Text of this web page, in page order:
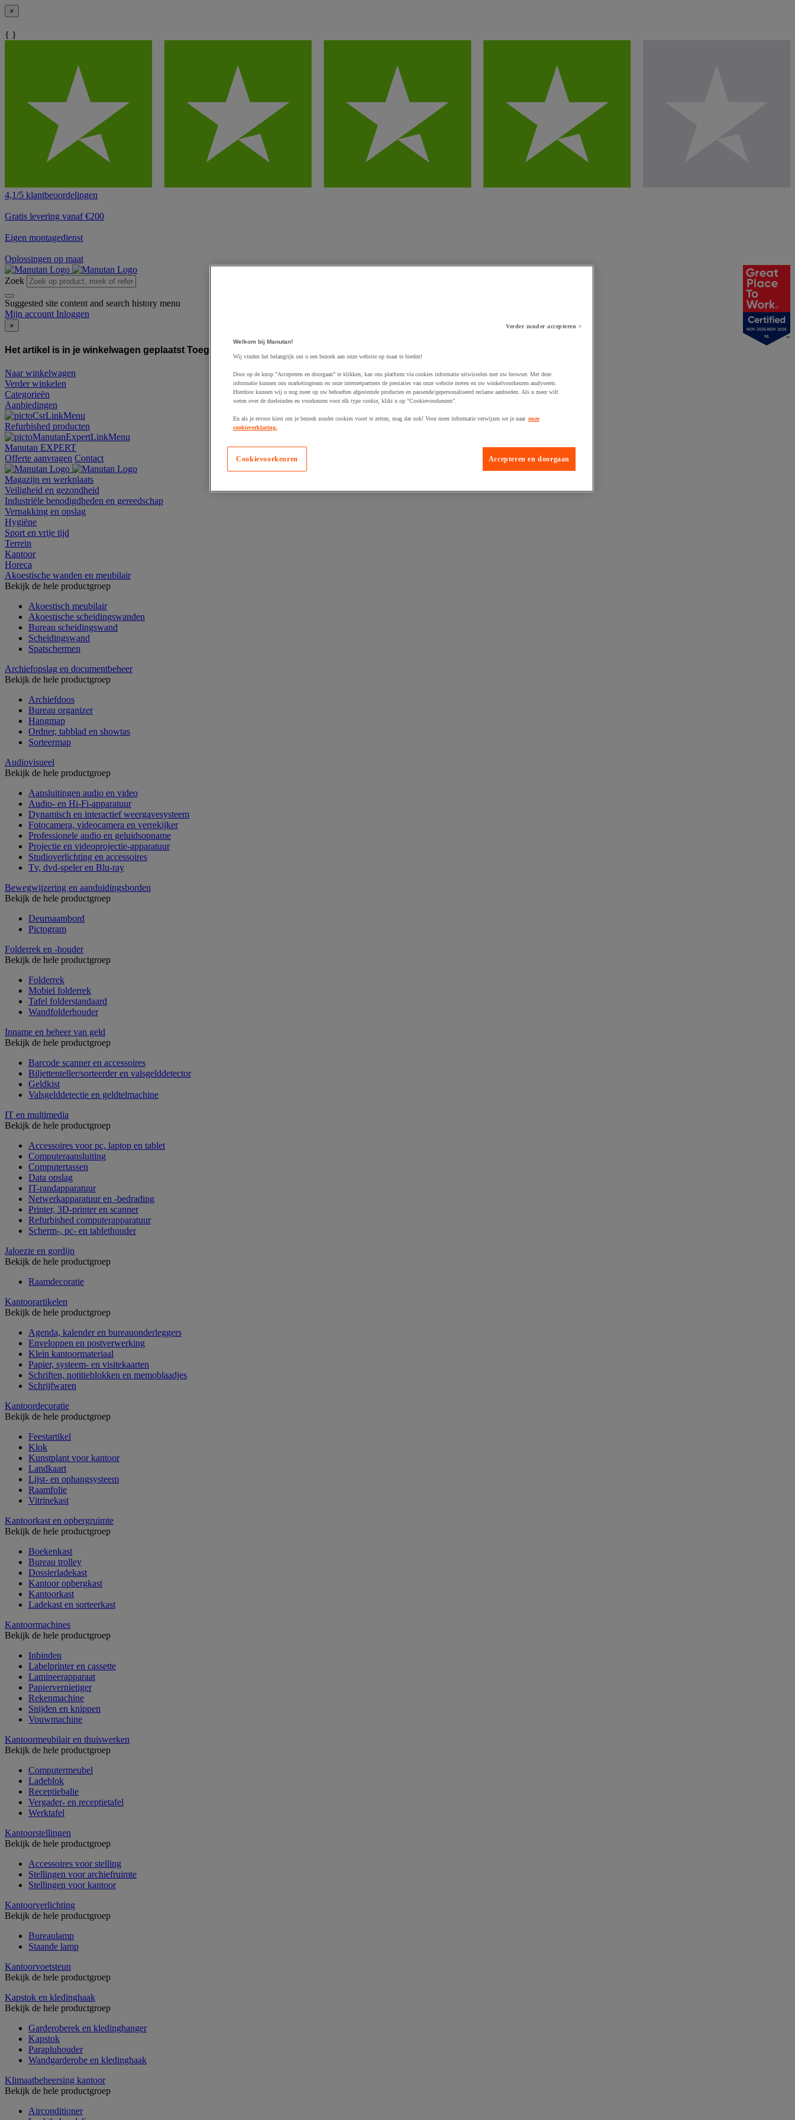
×
{ }
4,1/5 klantbeoordelingen
Gratis levering vanaf €200
Eigen montagedienst
Oplossingen op maat
Zoek
Suggested site content and search history menu
Mijn account Inloggen
×
Het artikel is in je winkelwagen geplaatst Toegevoegd aan winkelwagen
Naar winkelwagen
Verder winkelen
Categorieën
Aanbiedingen
Refurbished producten
Manutan EXPERT
Offerte aanvragen Contact
Magazijn en werkplaats
Veiligheid en gezondheid
Industriële benodigdheden en gereedschap
Verpakking en opslag
Hygiëne
Sport en vrije tijd
Terrein
Kantoor
Horeca
Akoestische wanden en meubilair
Bekijk de hele productgroep
Akoestisch meubilair
Akoestische scheidingswanden
Bureau scheidingswand
Scheidingswand
Spatschermen
Archiefopslag en documentbeheer
Bekijk de hele productgroep
Archiefdoos
Bureau organizer
Hangmap
Ordner, tabblad en showtas
Sorteermap
Audiovisueel
Bekijk de hele productgroep
Aansluitingen audio en video
Audio- en Hi-Fi-apparatuur
Dynamisch en interactief weergavesysteem
Fotocamera, videocamera en verrekijker
Professionele audio en geluidsopname
Projectie en videoprojectie-apparatuur
Studioverlichting en accessoires
Tv, dvd-speler en Blu-ray
Bewegwijzering en aanduidingsborden
Bekijk de hele productgroep
Deurnaambord
Pictogram
Folderrek en -houder
Bekijk de hele productgroep
Folderrek
Mobiel folderrek
Tafel folderstandaard
Wandfolderhouder
Inname en beheer van geld
Bekijk de hele productgroep
Barcode scanner en accessoires
Biljettenteller/sorteerder en valsgelddetector
Geldkist
Valsgelddetectie en geldtelmachine
IT en multimedia
Bekijk de hele productgroep
Accessoires voor pc, laptop en tablet
Computeraansluiting
Computertassen
Data opslag
IT-randapparatuur
Netwerkapparatuur en -bedrading
Printer, 3D-printer en scanner
Refurbished computerapparatuur
Scherm-, pc- en tablethouder
Jaloezie en gordijn
Bekijk de hele productgroep
Raamdecoratie
Kantoorartikelen
Bekijk de hele productgroep
Agenda, kalender en bureauonderleggers
Enveloppen en postverwerking
Klein kantoormateriaal
Papier, systeem- en visitekaarten
Schriften, notitieblokken en memoblaadjes
Schrijfwaren
Kantoordecoratie
Bekijk de hele productgroep
Feestartikel
Klok
Kunstplant voor kantoor
Landkaart
Lijst- en ophangsysteem
Raamfolie
Vitrinekast
Kantoorkast en opbergruimte
Bekijk de hele productgroep
Boekenkast
Bureau trolley
Dossierladekast
Kantoor opbergkast
Kantoorkast
Ladekast en sorteerkast
Kantoormachines
Bekijk de hele productgroep
Inbinden
Labelprinter en cassette
Lamineerapparaat
Papiervernietiger
Rekenmachine
Snijden en knippen
Vouwmachine
Kantoormeubilair en thuiswerken
Bekijk de hele productgroep
Computermeubel
Ladeblok
Receptiebalie
Vergader- en receptietafel
Werktafel
Kantoorstellingen
Bekijk de hele productgroep
Accessoires voor stelling
Stellingen voor archiefruimte
Stellingen voor kantoor
Kantoorverlichting
Bekijk de hele productgroep
Bureaulamp
Staande lamp
Kantoorvoetsteun
Bekijk de hele productgroep
Kapstok en kledinghaak
Bekijk de hele productgroep
Garderoberek en kledinghanger
Kapstok
Parapluhouder
Wandgarderobe en kledinghaak
Klimaatbeheersing kantoor
Bekijk de hele productgroep
Airconditioner
NOV 2025-NOV 2026
NL
Verder zonder accepteren >
Welkom bij Manutan!
Wij vinden het belangrijk om u een bezoek aan onze website op maat te bieden!
Door op de knop "Accepteren en doorgaan" te klikken, kan ons platform via cookies informatie uitwisselen met uw browser. Met deze
informatie kunnen ons marketingteam en onze internetpartners de prestaties van onze website meten en uw winkelvoorkeuren analyseren.
Hierdoor kunnen wij u nog meer op uw behoeften afgestemde producten en passende/gepersonaliseerd reclame aanbieden. Als u meer wilt
weten over de doeleinden en voorkeuren voor elk type cookie, klikt u op "Cookievoorkeuren".
En als je ervoor kiest om je bezoek zonder cookies voort te zetten, mag dat ook! Voor meer informatie verwijzen we je naar onze
cookieverklaring.
Accepteren en doorgaan
Cookievoorkeuren